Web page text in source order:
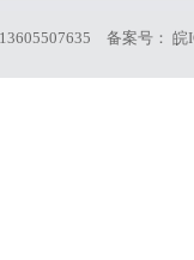
备案号： 皖